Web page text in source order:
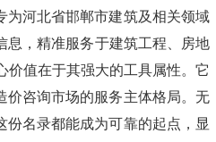
为河北省邯郸市建筑及相关领域
息，精准服务于建筑工程、房地
价值在于其强大的工具属性。它
价咨询市场的服务主体格局。无
名录都能成为可靠的起点，显